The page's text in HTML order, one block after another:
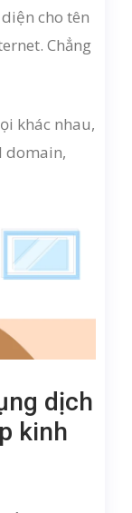
cho tên
Chẳng
khác nhau,
domain,
dịch
kinh